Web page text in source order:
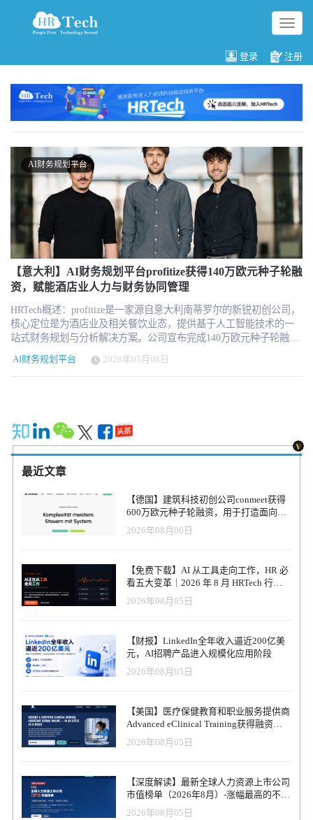
切
换
航
登录 注册
AI财务规划平台
【意大利】AI财务规划平台profitize获得140万欧元种子轮融
资，赋能酒店业人力与财务协同管理
HRTech概述：profitize是一家源自意大利南蒂罗尔的新锐初创公司，
核心定位是为酒店业及相关餐饮业态，提供基于人工智能技术的一
站式财务规划与分析解决方案。公司宣布完成140万欧元种子轮融
资，本轮融资由Alpine Fund（Redstone & Euregio⁺）和奥地利aws
Gründungsfonds领投，另有行业天使投资人参与投资。这笔资金将重
点用于核心技术的迭代升级，进一步完善AI算法模型，同时加速欧
profitize是一家来自南蒂罗尔的初创公司，致力于为酒店业提供基于
人工智能的财务规划与分析平台。公司已完成140万欧元的种子轮融
资，将用于扩展技术并进军欧洲新市场。本轮融资由Alpine
Fund（Redstone & Euregio⁺）和奥地利aws Gründungsfonds领投，另
有行业天使投资人参与投资。 核心痛点：从收入优化到人力成本破
段。通过RateBoard，我们优化了收入端；如今借助profitize，我们正
着手解决成本问题——因为归根结底，利润表底线上的数字才真正
重要，”profitize联合创始人兼董事总经理西蒙·法尔肯施泰纳（Simon
Falkensteiner）表示。 团队背景 profitize总部位于意大利南蒂罗尔的
博尔扎诺，由Simon Falkensteiner 和 Michael Gorfer于2024年共同创
立。法尔肯施泰纳曾于2015年创立收益管理系统RateBoard，并于
2020年将其出售给意大利Zucchetti集团。 该平台将来自PMS（酒店
管理系统）、POS（销售点系统）、会计、人力资源、银行及能源供
应商的财务数据整合到单一界面中。凭借实时分析、预测、自动化
理其财务表现。 行业困境：人力、能源成本高企，数据分散难管控
据公司称，酒店业的经济环境正变得愈发严峻。劳动力成本不断上
涨，能源价格居高不下，且进一步提价的空间已然收窄。公司还指
数据则由公用事业公司掌握。即便能获得完整概览，往往也要数周
之后，甚至可能根本无法获得。 profitize声称能够自动将这些数据整
合到单一平台，并通过预测、预算规划、现金流分析以及AI驱动的
是业主自营的独立酒店还是多物业集团都在使用该平台，其应用场
景涵盖预算编制、预测分析、现金流管理及劳动生产率分析。 公司
称南蒂罗尔一家拥有40间客房的休闲酒店通过该平台将劳动力成本
AI财务规划平台 2026年05月08日
最近文章
【德国】建筑科技初创公司conmeet获得
600万欧元种子轮融资，用于打造面向贸
易和建筑行业的AI操作系统
2026年08月06日
【免费下载】AI 从工具走向工作，HR 必
看五大变革｜2026 年 8 月 HRTech 行业
观察报告
2026年08月05日
【财报】LinkedIn全年收入逼近200亿美
元，AI招聘产品进入规模化应用阶段
2026年08月05日
【美国】医疗保健教育和职业服务提供商
Advanced eClinical Training获得融资，
以加速医疗卫生人才队伍建设
2026年08月05日
【深度解读】最新全球人力资源上市公司
市值榜单（2026年8月）-涨幅最高的不是
AI软件，而是传统人力服务商
2026年08月05日